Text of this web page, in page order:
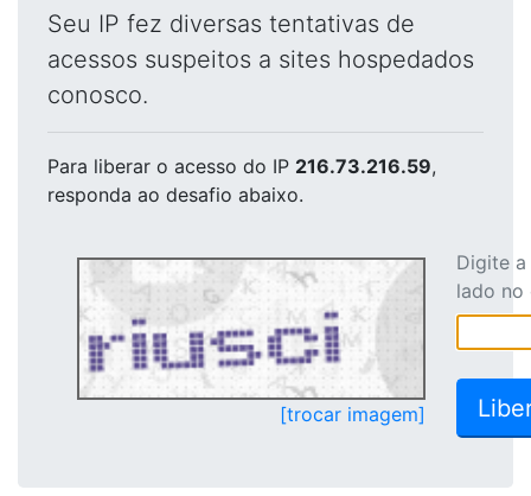
Seu IP fez diversas tentativas de
acessos suspeitos a sites hospedados
conosco.
Para liberar o acesso do IP 216.73.216.59,
responda ao desafio abaixo.
[trocar imagem]
Digite
lado no